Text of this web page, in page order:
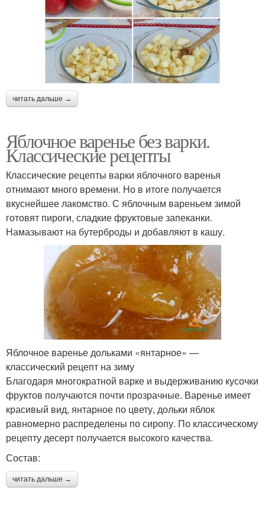
читать дальше →
Яблочное варенье без варки.
Классические рецепты
Классические рецепты варки яблочного варенья
отнимают много времени. Но в итоге получается
вкуснейшее лакомство. С яблочным вареньем зимой
готовят пироги, сладкие фруктовые запеканки.
Намазывают на бутерброды и добавляют в кашу.
Яблочное варенье дольками «янтарное» —
классический рецепт на зиму
Благодаря многократной варке и выдерживанию кусочки
фруктов получаются почти прозрачные. Варенье имеет
красивый вид, янтарное по цвету, дольки яблок
равномерно распределены по сиропу. По классическому
рецепту десерт получается высокого качества.
Состав:
читать дальше →